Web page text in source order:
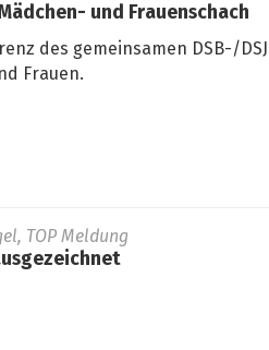
und Frauenschach
des gemeinsamen DSB-/
Frauen.
TOP Meldung